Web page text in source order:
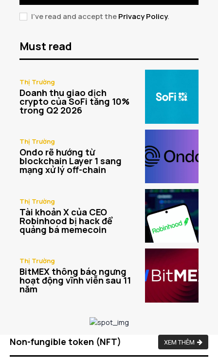
I've read and accept thePrivacy Policy.
Must read
Thị Trường
Doanh thu giao dịch
crypto của SoFi tăng 10%
trong Q2 2026
Thị Trường
Ondo rẽ hướng từ
blockchain Layer 1 sang
mạng xử lý off-chain
Thị Trường
Tài khoản X của CEO
Robinhood bị hack để
quảng bá memecoin
Thị Trường
BitMEX thông báo ngưng
hoạt động vĩnh viễn sau 11
năm
Non-fungible token (NFT) XEM THÊM